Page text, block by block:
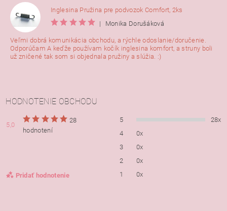
Inglesina Pružina pre podvozok Comfort, 2ks
|
Monika Dorušáková
Veľmi dobrá komunikácia obchodu, a rýchle odoslanie/doručenie.
Odporúčam A keďže používam kočík inglesina komfort, a struny boli
už zničené tak som si objednala pružiny a slúžia. :)
HODNOTENIE OBCHODU
5,0
28
hodnotení
Pridať hodnotenie
5
28x
4
0x
3
0x
2
0x
1
0x